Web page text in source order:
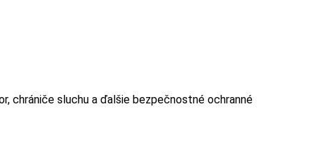
chrániče sluchu a ďalšie bezpečnostné ochranné